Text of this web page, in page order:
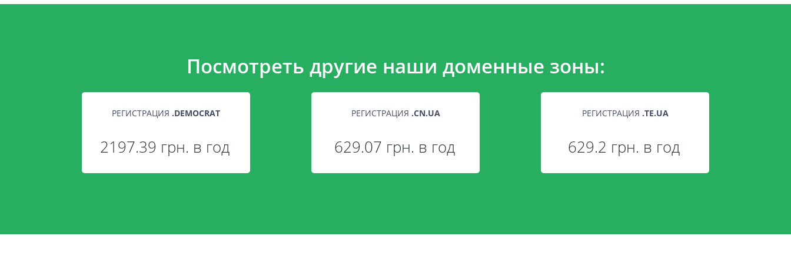
Посмотреть другие наши доменные зоны:
РЕГИСТРАЦИЯ .DEMOCRAT
2197.39 грн. в год
РЕГИСТРАЦИЯ .CN.UA
629.07 грн. в год
РЕГИСТРАЦИЯ .TE.UA
629.2 грн. в год